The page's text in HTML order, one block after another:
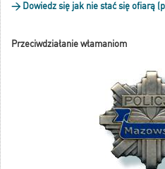
> Dowiedz się jak nie stać się ofiarą
Przeciwdziałanie włamaniom